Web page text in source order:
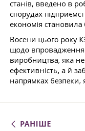
станів, введено в
спорудах
економія
Восени цього року
щодо
виробництва, яка
ефективність, а й
напрямках безпеки,
РАНІШЕ